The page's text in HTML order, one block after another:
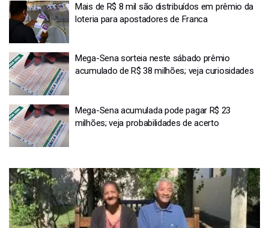
Mais de R$ 8 mil são distribuídos em prêmio da
loteria para apostadores de Franca
Mega-Sena sorteia neste sábado prêmio
acumulado de R$ 38 milhões; veja curiosidades
Mega-Sena acumulada pode pagar R$ 23
milhões; veja probabilidades de acerto